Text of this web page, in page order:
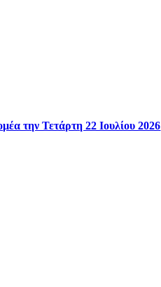
την Τετάρτη 22 Ιουλίου 2026